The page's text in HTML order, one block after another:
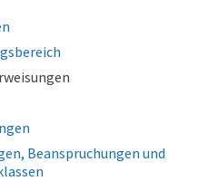
Beanspruchungen und